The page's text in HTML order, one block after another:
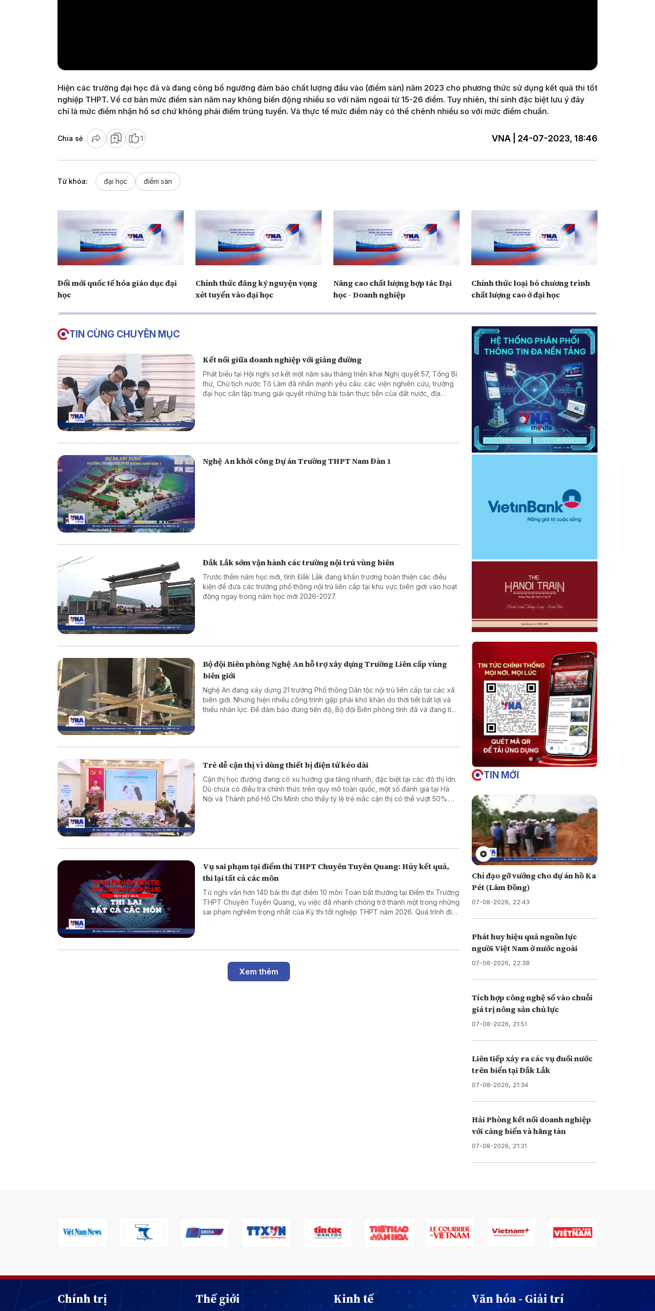
Hiện các trường đại học đã và đang công bố ngưỡng đảm bảo chất lượng đầu vào (điểm sàn) năm 2023 cho phương thức sử dụng kết quả thi tốt
nghiệp THPT. Về cơ bản mức điểm sàn năm nay không biến động nhiều so với năm ngoái từ 15-26 điểm. Tuy nhiên, thí sinh đặc biệt lưu ý đây
chỉ là mức điểm nhận hồ sơ chứ không phải điểm trúng tuyển. Và thực tế mức điểm này có thể chênh nhiều so với mức điểm chuẩn.
Chia sẻ 1 VNA | 24-07-2023, 18:46
Từ khóa: đại học điểm sàn
Đổi mới quốc tế hóa giáo dục đại
học
Chính thức đăng ký nguyện vọng
xét tuyển vào đại học
Nâng cao chất lượng hợp tác Đại
học - Doanh nghiệp
Chính thức loại bỏ chương trình
chất lượng cao ở đại học
TIN CÙNG CHUYÊN MỤC
Kết nối giữa doanh nghiệp với giảng đường
Phát biểu tại Hội nghị sơ kết một năm sáu tháng triển khai Nghị quyết 57, Tổng Bí
thư, Chủ tịch nước Tô Lâm đã nhấn mạnh yêu cầu: các viện nghiên cứu, trường
đại học cần tập trung giải quyết những bài toán thực tiễn của đất nước, địa
thực.
Nghệ An khởi công Dự án Trường THPT Nam Đàn 1
Đắk Lắk sớm vận hành các trường nội trú vùng biên
Trước thềm năm học mới, tỉnh Đắk Lắk đang khẩn trương hoàn thiện các điều
kiện để đưa các trường phổ thông nội trú liên cấp tại khu vực biên giới vào hoạt
động ngay trong năm học mới 2026-2027.
Bộ đội Biên phòng Nghệ An hỗ trợ xây dựng Trường Liên cấp vùng
biên giới
Nghệ An đang xây dựng 21 trường Phổ thông Dân tộc nội trú liên cấp tại các xã
biên giới. Nhưng hiện nhiều công trình gặp phải khó khăn do thời tiết bất lợi và
thiếu nhân lực. Để đảm bảo đúng tiến độ, Bộ đội Biên phòng tỉnh đã và đang tích
Trẻ dễ cận thị vì dùng thiết bị điện tử kéo dài
Cận thị học đường đang có xu hướng gia tăng nhanh, đặc biệt tại các đô thị lớn.
Dù chưa có điều tra chính thức trên quy mô toàn quốc, một số đánh giá tại Hà
Nội và Thành phố Hồ Chí Minh cho thấy tỷ lệ trẻ mắc cận thị có thể vượt 50%.
Vụ sai phạm tại điểm thi THPT Chuyên Tuyên Quang: Hủy kết quả,
thi lại tất cả các môn
Từ nghi vấn hơn 140 bài thi đạt điểm 10 môn Toán bất thường tại Điểm thi Trường
THPT Chuyên Tuyên Quang, vụ việc đã nhanh chóng trở thành một trong những
sai phạm nghiêm trọng nhất của Kỳ thi tốt nghiệp THPT năm 2026. Quá trình điều
thí sinh tại điểm thi này, tổ chức thi lại tất cả các môn, đồng thời triển khai phương
án xét tuyển riêng nhằm bảo đảm quyền lợi của thí sinh và sự công bằng của kỳ
thi trên phạm vi cả nước.
Xem thêm
TIN MỚI
Chỉ đạo gỡ vướng cho dự án hồ Ka
Pét (Lâm Đồng)
07-08-2026, 22:43
Phát huy hiệu quả nguồn lực
người Việt Nam ở nước ngoài
07-08-2026, 22:38
Tích hợp công nghệ số vào chuỗi
giá trị nông sản chủ lực
07-08-2026, 21:51
Liên tiếp xảy ra các vụ đuối nước
trên biển tại Đắk Lắk
07-08-2026, 21:34
Hải Phòng kết nối doanh nghiệp
với cảng biển và hãng tàu
07-08-2026, 21:31
Chính trị Thế giới Kinh tế Văn hóa - Giải trí